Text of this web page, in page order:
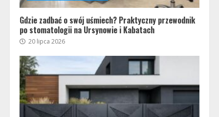
Gdzie zadbać o swój uśmiech? Praktyczny przewodnik
po stomatologii na Ursynowie i Kabatach
20 lipca 2026